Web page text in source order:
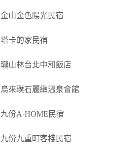
金山金色陽光民宿
塔卡的家民宿
瓏山林台北中和飯店
烏來璞石麗緻溫泉會館
九份A-HOME民宿
九份九重町客棧民宿